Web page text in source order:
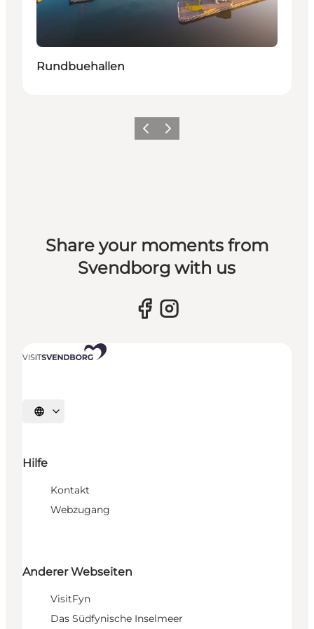
Rundbuehallen
Vorherige Folie
Nächste Folie
Share your moments from
Svendborg with us
Sprache auswählen
Hilfe
Kontakt
Webzugang
Anderer Webseiten
VisitFyn
Das Südfynische Inselmeer